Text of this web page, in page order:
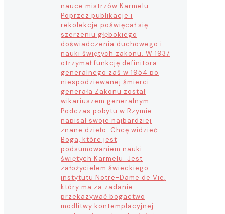
nauce mistrzów Karmelu.
Poprzez publikacje i
rekolekcje poświęcał się
szerzeniu głębokiego
doświadczenia duchowego i
nauki świętych zakonu. W 1937
otrzymał funkcję definitora
generalnego zaś w 1954 po
niespodziewanej śmierci
generała Zakonu został
wikariuszem generalnym.
Podczas pobytu w Rzymie
napisał swoje najbardziej
znane dzieło: Chcę widzieć
Boga, które jest
podsumowaniem nauki
świętych Karmelu. Jest
założycielem świeckiego
instytutu Notre-Dame de Vie,
który ma za zadanie
przekazywać bogactwo
modlitwy kontemplacyjnej